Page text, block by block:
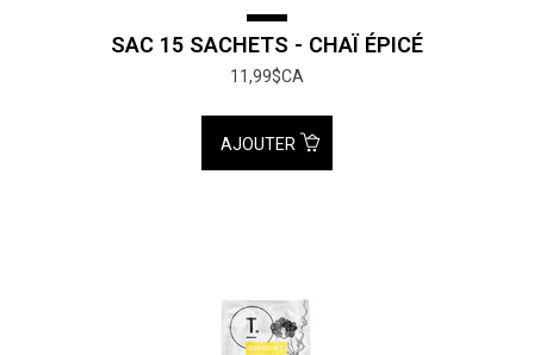
SAC 15 SACHETS - CHAÏ ÉPICÉ
11,99$CA
AJOUTER